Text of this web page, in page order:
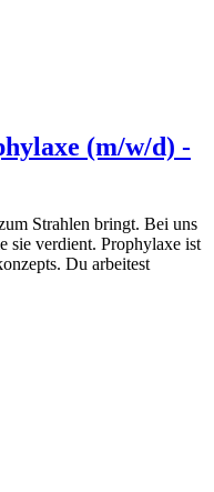
(m/w/d) -
Strahlen bringt. Bei uns
sie verdient. Prophylaxe ist
Du arbeitest